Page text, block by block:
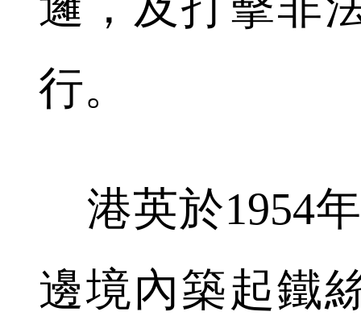
行。
港英於1954
邊境內築起鐵